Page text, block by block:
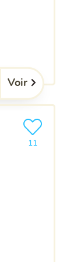
Voir
11
Ajouter le
clients ont